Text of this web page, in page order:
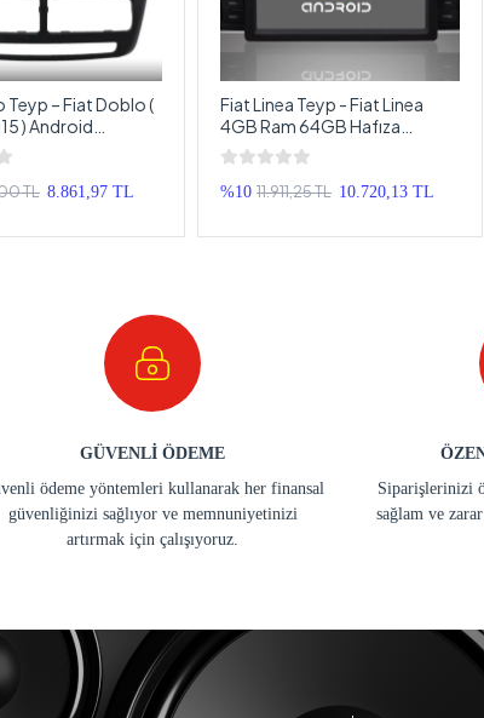
Teyp – Fiat Doblo (
) Android
– Fiat Doblo
Teyp
TL 8.861,97 TL
Fiat Linea Teyp - Fiat Linea
4GB Ram 64GB Hafıza
Android Multimedya - Fiat
Linea Android Double Teyp
%10 11.911,25 TL 10.720,13 TL
GÜVENLİ ÖDEME
ödeme yöntemleri kullanarak her finansal
güvenliğinizi sağlıyor ve memnuniyetinizi
artırmak için çalışıyoruz.
Siparişlerinizi
sağlam ve